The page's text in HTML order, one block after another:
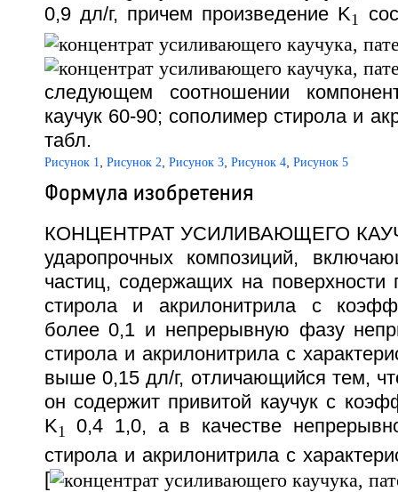
0,9 дл/г, причем произведение K1
следующем соотношении
каучук 60-90; сополимер стирола и
табл.
Рисунок 1 Рисунок 2 Рисунок 3, Рисунок 4, Рисунок 5
Формула изобретения
КОНЦЕНТРАТ УСИЛИВАЮЩЕГО
ударопрочных композиций,
частиц, содержащих на поверхности
стирола и акрилонитрила с
более 0,1 и непрерывную фазу
стирола и акрилонитрила с
выше 0,15 дл/г, отличающийся тем,
он содержит привитой каучук с
K1
0,4 1,0, а в качестве
стирола и акрилонитрила с
[